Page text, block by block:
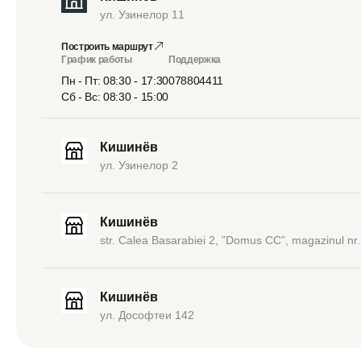
ул. Узинелор 11
Построить маршрут
График работы
Пн - Пт: 08:30 - 17:30
Сб - Вс: 08:30 - 15:00
Поддержка
078804411
Кишинёв
ул. Узинелор 2
Кишинёв
str. Calea Basarabiei 2, ”Domus CC”, magazinul
Кишинёв
ул. Дософтеи 142